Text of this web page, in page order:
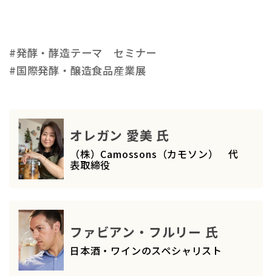
#発酵・酵造テーマ セミナー
#国際発酵・醸造食品産業展
オレガン 愛美 氏
（株）Camossons（カモソン） 代
表取締役
ファビアン・フルリー 氏
日本酒・ワインのスペシャリスト